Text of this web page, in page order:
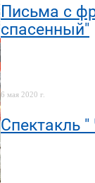
Письма с
спасенный"
6 мая 2020 г.
Спектакль